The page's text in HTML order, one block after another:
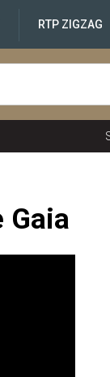
RTP ZIGZAG
Gaia